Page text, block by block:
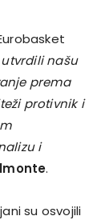
našu
prema
protivnik i
i
.
su osvojili